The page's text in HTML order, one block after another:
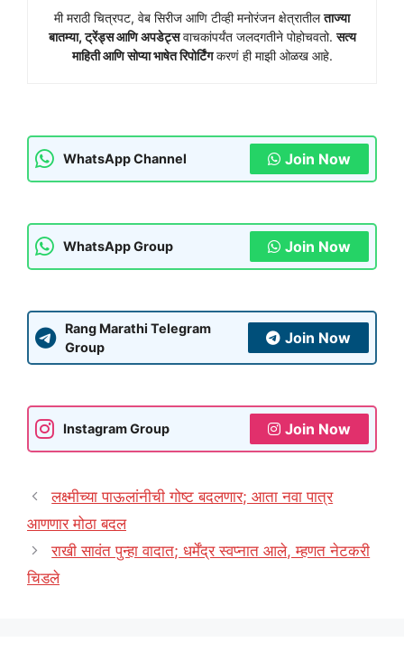
मी मराठी चित्रपट, वेब सिरीज आणि टीव्ही मनोरंजन क्षेत्रातीलताज्या
बातम्या, ट्रेंड्स आणि अपडेट्सवाचकांपर्यंत जलदगतीने पोहोचवतो.सत्य
माहिती आणि सोप्या भाषेत रिपोर्टिंगकरणं ही माझी ओळख आहे.
WhatsApp Channel Join Now
WhatsApp Group Join Now
Rang Marathi Telegram
Group
Join Now
Instagram Group Join Now
लक्ष्मीच्या पाऊलांनीची गोष्ट बदलणार; आता नवा पात्र
आणणार मोठा बदल
राखी सावंत पुन्हा वादात; धर्मेंद्र स्वप्नात आले, म्हणत नेटकरी
चिडले